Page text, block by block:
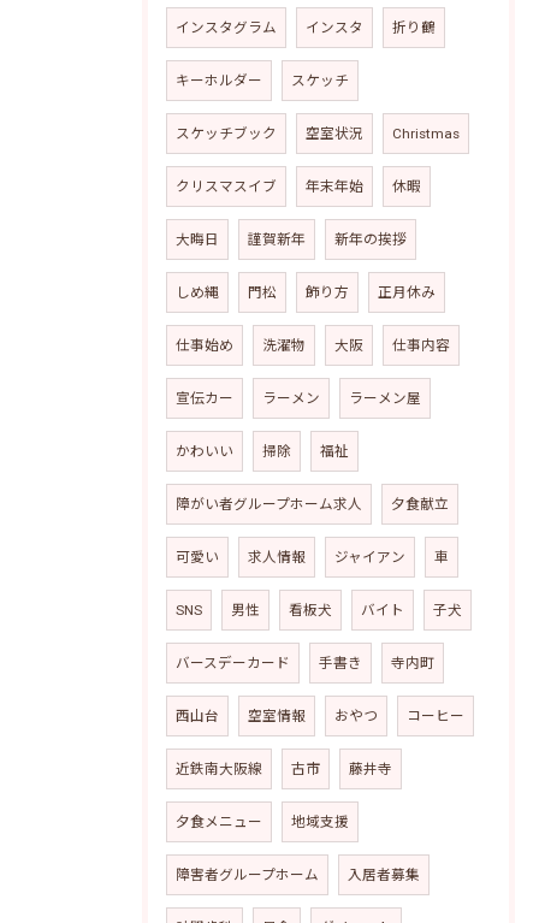
インスタグラム インスタ 折り鶴
キーホルダー スケッチ
スケッチブック 空室状況 Christmas
クリスマスイブ 年末年始 休暇
大晦日 謹賀新年 新年の挨拶
しめ縄 門松 飾り方 正月休み
仕事始め 洗濯物 大阪 仕事内容
宣伝カー ラーメン ラーメン屋
かわいい 掃除 福祉
障がい者グループホーム求人 夕食献立
可愛い 求人情報 ジャイアン 車
SNS 男性 看板犬 バイト 子犬
バースデーカード 手書き 寺内町
西山台 空室情報 おやつ コーヒー
近鉄南大阪線 古市 藤井寺
夕食メニュー 地域支援
障害者グループホーム 入居者募集